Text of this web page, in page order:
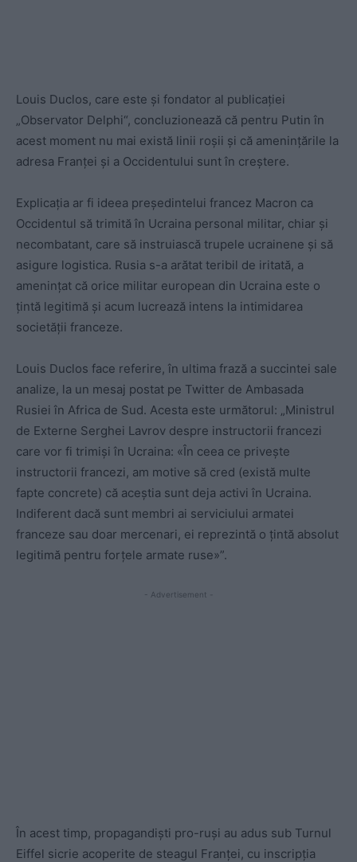
Louis Duclos, care este și fondator al publicației
„Observator Delphi“, concluzionează că pentru Putin în
acest moment nu mai există linii roșii și că amenințările la
adresa Franței și a Occidentului sunt în creștere.
Explicația ar fi ideea președintelui francez Macron ca
Occidentul să trimită în Ucraina personal militar, chiar și
necombatant, care să instruiască trupele ucrainene și să
asigure logistica. Rusia s-a arătat teribil de iritată, a
amenințat că orice militar european din Ucraina este o
țintă legitimă și acum lucrează intens la intimidarea
societății franceze.
Louis Duclos face referire, în ultima frază a succintei sale
analize, la un mesaj postat pe Twitter de Ambasada
Rusiei în Africa de Sud. Acesta este următorul: „Ministrul
de Externe Serghei Lavrov despre instructorii francezi
care vor fi trimiși în Ucraina: «În ceea ce privește
instructorii francezi, am motive să cred (există multe
fapte concrete) că aceștia sunt deja activi în Ucraina.
Indiferent dacă sunt membri ai serviciului armatei
franceze sau doar mercenari, ei reprezintă o țintă absolut
legitimă pentru forțele armate ruse»”.
- Advertisement -
În acest timp, propagandiști pro-ruși au adus sub Turnul
Eiffel sicrie acoperite de steagul Franței, cu inscripția